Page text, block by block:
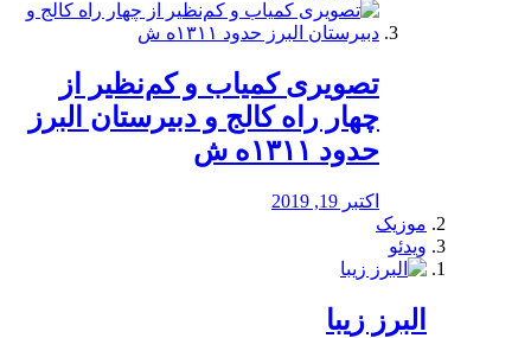
️تصویری کمیاب و کم‌نظیر از
چهار راه كالج و دبيرستان البرز
حدود ۱۳۱۱ه ش
اکتبر 19, 2019
موزیک
ویدئو
البرز زیبا